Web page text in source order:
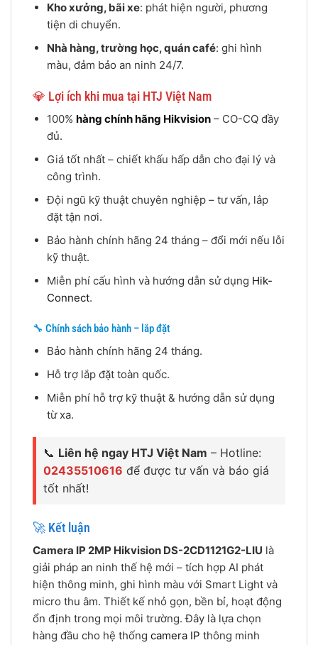
Kho xưởng, bãi xe: phát hiện người, phương
tiện di chuyển.
Nhà hàng, trường học, quán café: ghi hình
màu, đảm bảo an ninh 24/7.
💎 Lợi ích khi mua tại HTJ Việt Nam
100% hàng chính hãng Hikvision– CO-CQ đầy
đủ.
Giá tốt nhất – chiết khấu hấp dẫn cho đại lý và
công trình.
Đội ngũ kỹ thuật chuyên nghiệp – tư vấn, lắp
đặt tận nơi.
Bảo hành chính hãng 24 tháng – đổi mới nếu lỗi
kỹ thuật.
Miễn phí cấu hình và hướng dẫn sử dụng Hik-
Connect.
🔧 Chính sách bảo hành – lắp đặt
Bảo hành chính hãng 24 tháng.
Hỗ trợ lắp đặt toàn quốc.
Miễn phí hỗ trợ kỹ thuật & hướng dẫn sử dụng
từ xa.
📞 Liên hệ ngay HTJ Việt Nam – Hotline:
02435510616 để được tư vấn và báo giá
tốt nhất!
🚀 Kết luận
Camera IP 2MP Hikvision DS-2CD1121G2-LIU là
giải pháp an ninh thế hệ mới – tích hợp AI phát
hiện thông minh, ghi hình màu với Smart Light và
micro thu âm. Thiết kế nhỏ gọn, bền bỉ, hoạt động
ổn định trong mọi môi trường. Đây là lựa chọn
hàng đầu cho hệ thống camera IP thông minh